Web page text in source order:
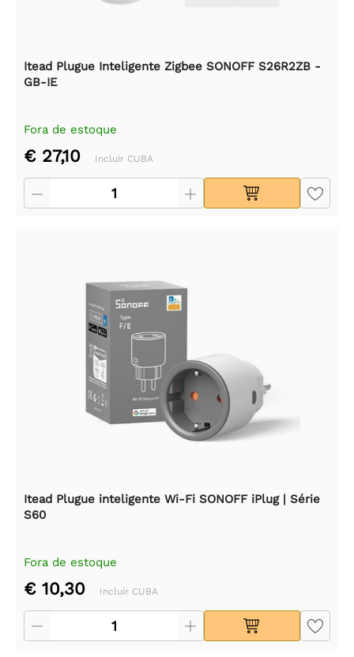
Itead Plugue Inteligente Zigbee SONOFF S26R2ZB -
GB-IE
Fora de estoque
€ 27,10 Incluir CUBA
Itead Plugue inteligente Wi-Fi SONOFF iPlug | Série
S60
Fora de estoque
€ 10,30 Incluir CUBA